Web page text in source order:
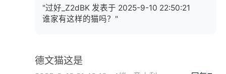
"过好_Z2dBK 发表于 2025-9-10 22:50:21
谁家有这样的猫吗？"
德文猫这是